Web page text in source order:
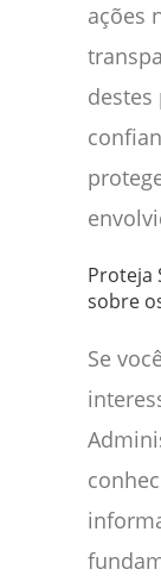
ações
Proteja
sobre
Se